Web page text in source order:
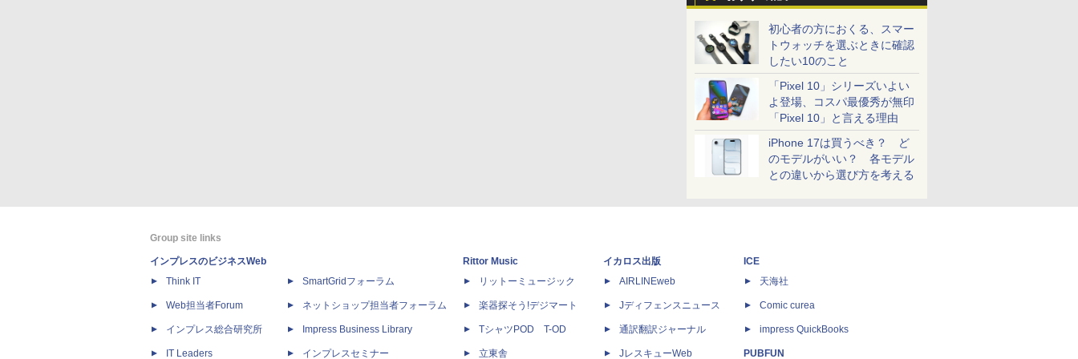
初心者の方におくる、スマー
トウォッチを選ぶときに確認
したい10のこと
「Pixel 10」シリーズいよい
よ登場、コスパ最優秀が無印
「Pixel 10」と言える理由
iPhone 17は買うべき？ ど
のモデルがいい？ 各モデル
との違いから選び方を考える
Group site links
インプレスのビジネスWeb
Think IT
Web担当者Forum
インプレス総合研究所
IT Leaders
SmartGridフォーラム
ネットショップ担当者フォーラム
Impress Business Library
インプレスセミナー
Rittor Music
リットーミュージック
楽器探そう!デジマート
TシャツPOD T-OD
立東舎
イカロス出版
AIRLINEweb
Jディフェンスニュース
通訳翻訳ジャーナル
JレスキューWeb
ICE
天海社
Comic curea
impress QuickBooks
PUBFUN